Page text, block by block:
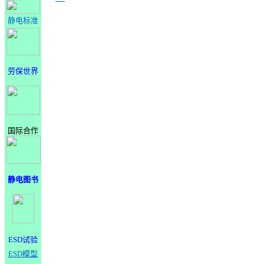
静电标准
劳保世界
国际合作
静电图书
ESD试验
ESD模型